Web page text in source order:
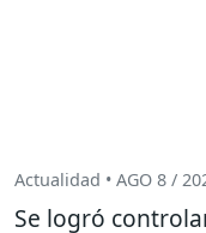
Actualidad • AGO 8 /
Se logró